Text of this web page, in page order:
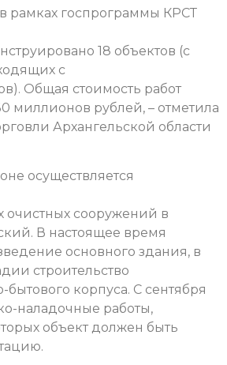
рамках госпрограммы КРСТ
18 объектов (с
с
Общая стоимость работ
миллионов рублей, – отметила
Архангельской области
осуществляется
очистных сооружений в
В настоящее время
основного здания, в
строительство
корпуса. С сентября
наладочные работы,
объект должен быть